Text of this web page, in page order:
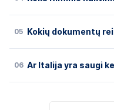
05 Kokių dokumentų
06 Ar Italija yra saugi